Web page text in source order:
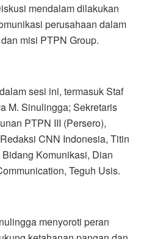
mendalam dilakukan
perusahaan dalam
misi PTPN Group.
sesi ini, termasuk Staf
M. Sinulingga; Sekretaris
PTPN III (Persero),
CNN Indonesia, Titin
Komunikasi, Dian
Teguh Usis.
menyoroti peran